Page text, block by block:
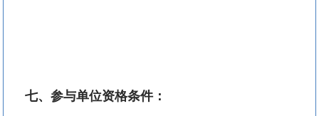
七、 参与单位资格条件：